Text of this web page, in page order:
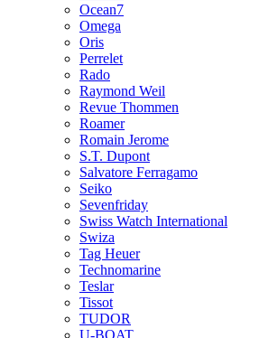
Ocean7
Omega
Oris
Perrelet
Rado
Raymond Weil
Revue Thommen
Roamer
Romain Jerome
S.T. Dupont
Salvatore Ferragamo
Seiko
Sevenfriday
Swiss Watch International
Swiza
Tag Heuer
Technomarine
Teslar
Tissot
TUDOR
U-BOAT